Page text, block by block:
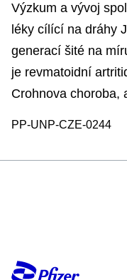
Výzkum a vývoj
léky cílící na dráhy
generací šité na
je revmatoidní
Crohnova choroba,
PP-UNP-CZE-0244